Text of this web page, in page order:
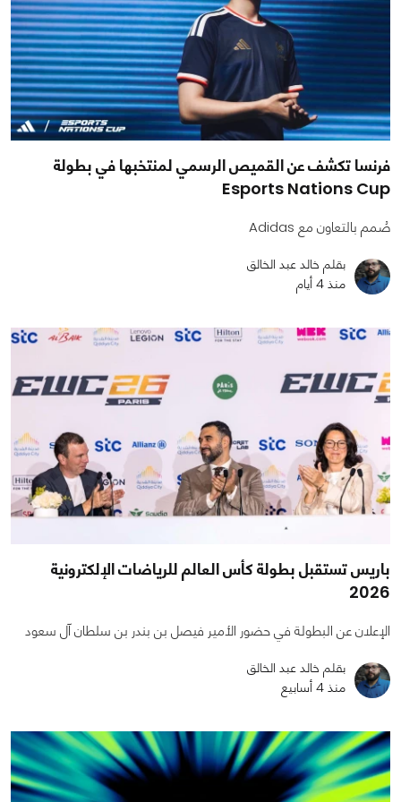
فرنسا تكشف عن القميص الرسمي لمنتخبها في بطولة
Esports Nations Cup
صُمم بالتعاون مع Adidas
بقلم خالد عبد الخالق
منذ 4 أيام
باريس تستقبل بطولة كأس العالم للرياضات الإلكترونية
2026
الإعلان عن البطولة في حضور الأمير فيصل بن بندر بن سلطان آل سعود
بقلم خالد عبد الخالق
منذ 4 أسابيع